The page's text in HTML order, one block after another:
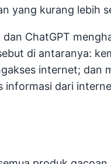
yang kurang lebih
ChatGPT
di antaranya:
internet; dan
informasi dari